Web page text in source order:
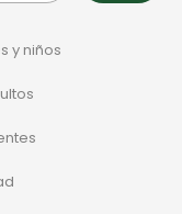
y niños